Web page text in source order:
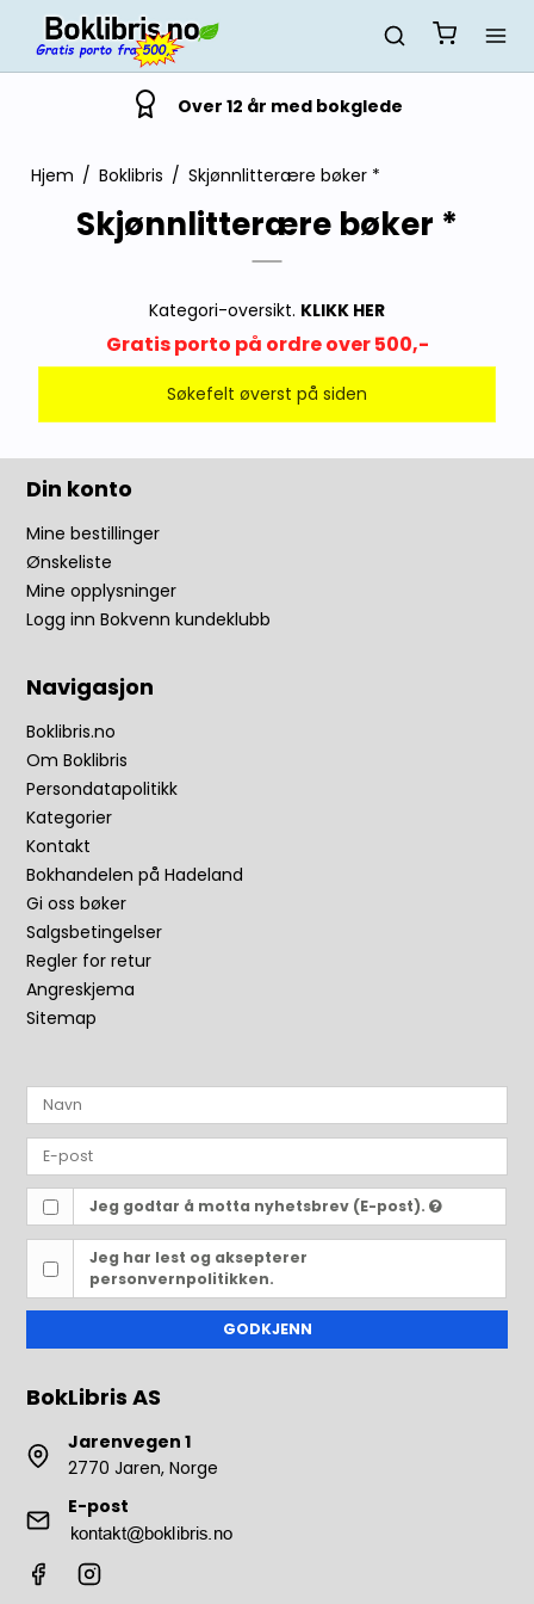
Over 12 år med bokglede
Hjem / Boklibris / Skjønnlitterære bøker *
Skjønnlitterære bøker *
Kategori-oversikt. KLIKK HER
Gratis porto på ordre over 500,-
Søkefelt øverst på siden
Din konto
Mine bestillinger
Ønskeliste
Mine opplysninger
Logg inn Bokvenn kundeklubb
Navigasjon
Boklibris.no
Om Boklibris
Persondatapolitikk
Kategorier
Kontakt
Bokhandelen på Hadeland
Gi oss bøker
Salgsbetingelser
Regler for retur
Angreskjema
Sitemap
Jeg godtar å motta nyhetsbrev (E-post).
Jeg har lest og aksepterer
personvernpolitikken.
GODKJENN
BokLibris AS
Jarenvegen 1
2770 Jaren, Norge
E-post